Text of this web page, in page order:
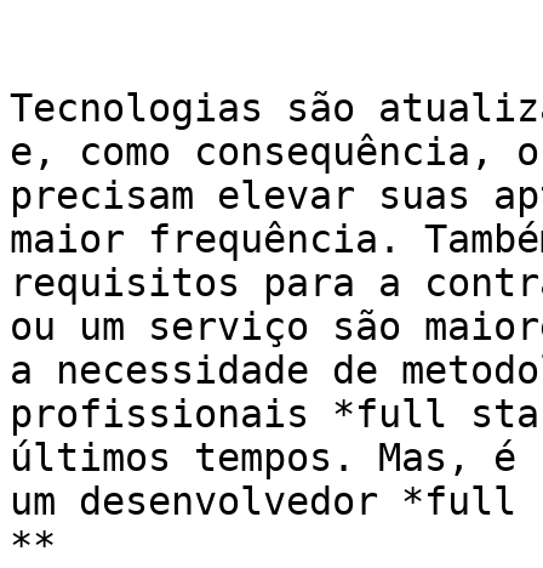
Tecnologias são
e, como
precisam elevar suas
maior frequência.
requisitos para a
ou um serviço são
a necessidade de
profissionais *full
últimos tempos. Mas,
um desenvolvedor
**